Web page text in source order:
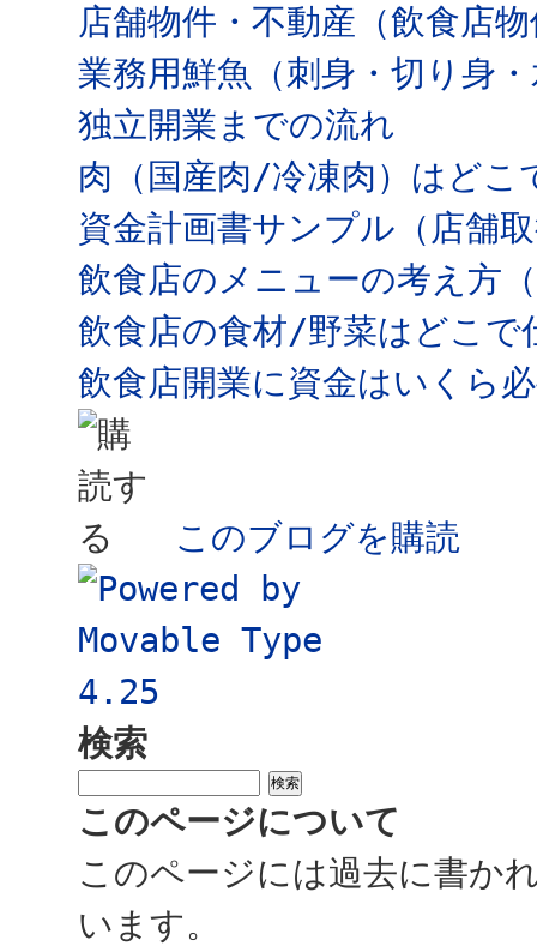
店舗物件・不動産（飲食店
業務用鮮魚（刺身・切り身
独立開業までの流れ
肉（国産肉/冷凍肉）はどこ
資金計画書サンプル（店舗
飲食店のメニューの考え方
飲食店の食材/野菜はどこで
飲食店開業に資金はいくら
このブログを購読
検索
このページについて
このページには過去に書か
います。